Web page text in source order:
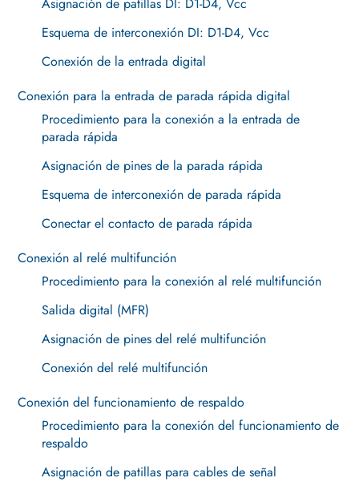
Esquema de interconexión DI: D1-D4, Vcc
Conexión de la entrada digital
Conexión para la entrada de parada rápida digital
Procedimiento para la conexión a la entrada de
parada rápida
Asignación de pines de la parada rápida
Esquema de interconexión de parada rápida
Conectar el contacto de parada rápida
Conexión al relé multifunción
Procedimiento para la conexión al relé multifunción
Salida digital (MFR)
Asignación de pines del relé multifunción
Conexión del relé multifunción
Conexión del funcionamiento de respaldo
Procedimiento para la conexión del funcionamiento de
respaldo
Asignación de patillas para cables de señal